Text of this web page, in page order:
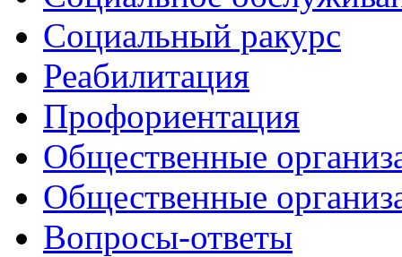
Социальный ракурс
Реабилитация
Профориентация
Общественные
Общественные
Вопросы-ответы